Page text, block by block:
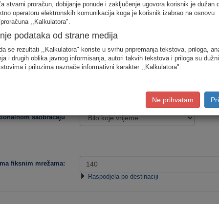
Procjena
Niska
saobraćaju
fiksnim mrežama:
Raspodjela po destinaciji
stvarni proračun, dobijanje ponude i zaključenje ugovora korisnik je dužan
operatoru elektronskih komunikacija koga je korisnik izabrao na osnovu
,,Kalkulatora".
podataka od strane medija
se rezultati ,,Kalkulatora" koriste u svrhu pripremanja tekstova, priloga,
i drugih oblika javnog informisanja, autori takvih tekstova i priloga su
i prilozima naznače informativni karakter ,,Kalkulatora".
Ne prihvatam